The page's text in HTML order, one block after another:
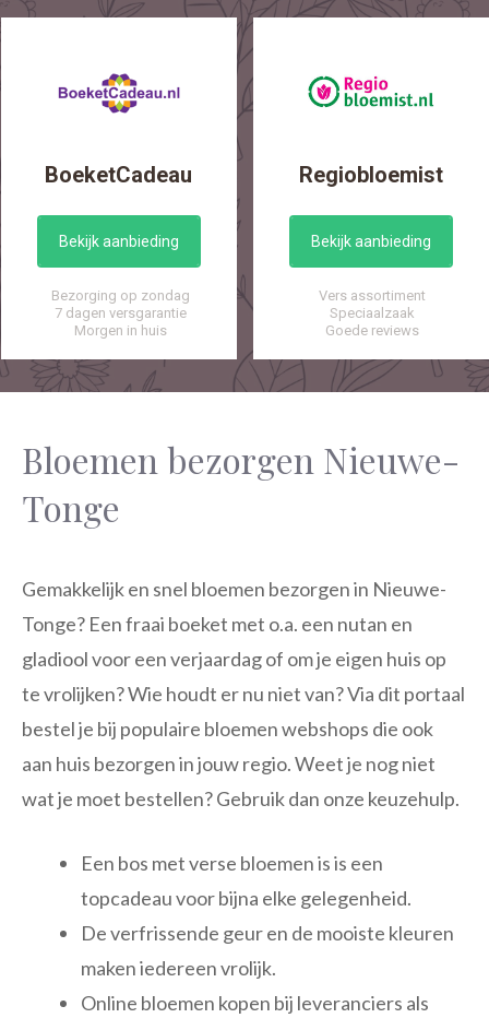
BoeketCadeau
Bekijk aanbieding
Bezorging op zondag
7 dagen versgarantie
Morgen in huis
Regiobloemist
Bekijk aanbieding
Vers assortiment
Speciaalzaak
Goede reviews
Bloemen bezorgen Nieuwe-
Tonge
Gemakkelijk en snel bloemen bezorgen in Nieuwe-
Tonge? Een fraai boeket met o.a. een nutan en
gladiool voor een verjaardag of om je eigen huis op
te vrolijken? Wie houdt er nu niet van? Via dit portaal
bestel je bij populaire bloemen webshops die ook
aan huis bezorgen in jouw regio. Weet je nog niet
wat je moet bestellen? Gebruik dan onze keuzehulp.
Een bos met verse bloemen is is een
topcadeau voor bijna elke gelegenheid.
De verfrissende geur en de mooiste kleuren
maken iedereen vrolijk.
Online bloemen kopen bij leveranciers als